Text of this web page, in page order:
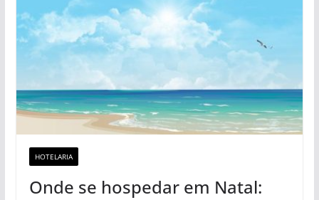
HOTELARIA
Onde se hospedar em Natal: